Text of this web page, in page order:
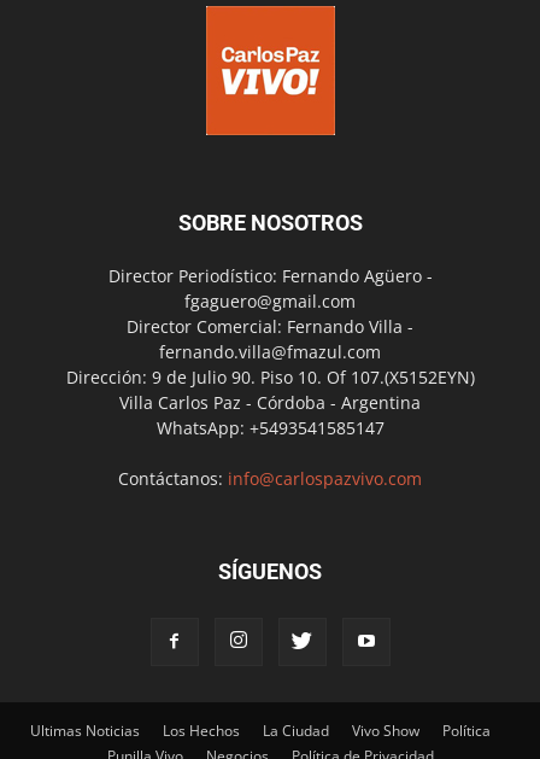
SOBRE NOSOTROS
Director Periodístico: Fernando Agüero -
fgaguero@gmail.com
Director Comercial: Fernando Villa -
fernando.villa@fmazul.com
Dirección: 9 de Julio 90. Piso 10. Of 107.(X5152EYN)
Villa Carlos Paz - Córdoba - Argentina
WhatsApp: +5493541585147
Contáctanos: info@carlospazvivo.com
SÍGUENOS
Ultimas Noticias Los Hechos La Ciudad Vivo Show
Política